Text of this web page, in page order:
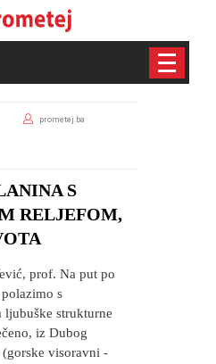
prometej.ba
S
RELJEFOM,
prof. Na put po
s
strukturne
iz Dubog
visoravni -